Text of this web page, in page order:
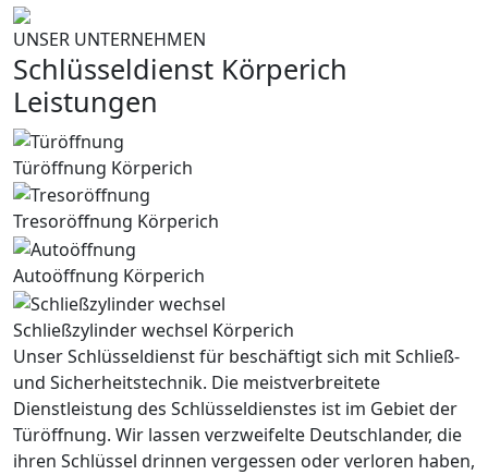
UNSER UNTERNEHMEN
Schlüsseldienst Körperich
Leistungen
Türöffnung Körperich
Tresoröffnung Körperich
Autoöffnung Körperich
Schließzylinder wechsel Körperich
Unser Schlüsseldienst für beschäftigt sich mit Schließ-
und Sicherheitstechnik. Die meistverbreitete
Dienstleistung des Schlüsseldienstes ist im Gebiet der
Türöffnung. Wir lassen verzweifelte Deutschlander, die
ihren Schlüssel drinnen vergessen oder verloren haben,